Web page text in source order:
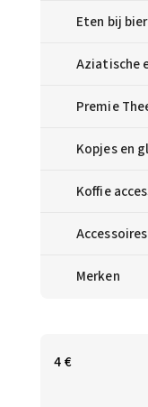
Eten bij
Aziatische
Premie
Kopjes en
Koffie
Accessoires
Merken
4€